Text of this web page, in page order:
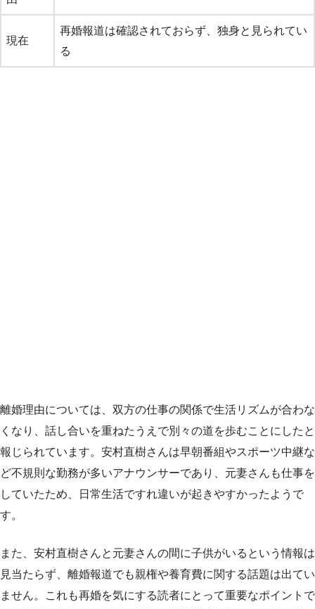
現在
再婚報道は確認されておらず、独身と見られてい
る
離婚理由については、双方の仕事の関係で生活リズムが合わな
くなり、話し合いを重ねたうえで別々の道を歩むことにしたと
報じられています。安村直樹さんは早朝番組やスポーツ中継な
ど不規則な勤務が多いアナウンサーであり、元妻さんも仕事を
していたため、日常生活ですれ違いが起きやすかったようで
す。
また、安村直樹さんと元妻さんの間に子供がいるという情報は
見当たらず、離婚報道でも親権や養育費に関する話題は出てい
ません。これも再婚を気にする読者にとって重要なポイントで